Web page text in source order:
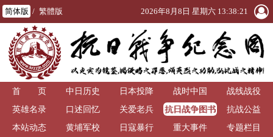
简体版 / 繁體版 2026年8月8日 星期六 13:38:21
首 页 中日历史 日本投降 战时中国
战线战役
英雄名录
口述回忆 关爱老兵
抗日战争图书
馆
抗战公益
本站动态
黄埔军校 日寇暴行 重大事件
专题栏目